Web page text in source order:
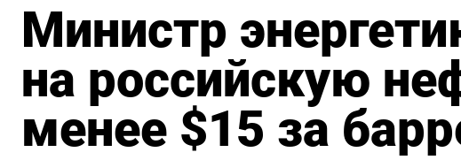
Министр
на российскую
менее $15 за